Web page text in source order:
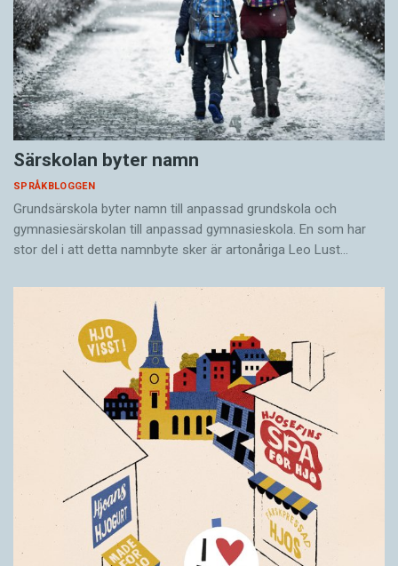
Särskolan byter namn
SPRÅKBLOGGEN
Grundsärskola byter namn till anpassad grundskola och
gymnasiesärskolan till anpassad gymnasieskola. En som har
stor del i att detta namnbyte sker är artonåriga Leo Lust…